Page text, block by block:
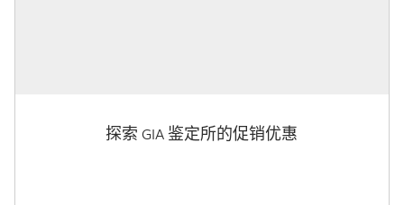
探索 GIA 鉴定所的促销优惠